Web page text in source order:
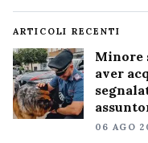
ARTICOLI RECENTI
Minore
aver
06 AGO